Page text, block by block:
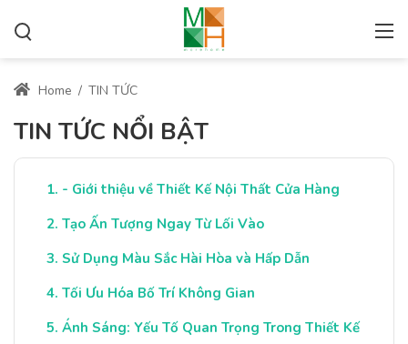
Home / TIN TỨC
TIN TỨC NỔI BẬT
- Giới thiệu về Thiết Kế Nội Thất Cửa Hàng
Tạo Ấn Tượng Ngay Từ Lối Vào
Sử Dụng Màu Sắc Hài Hòa và Hấp Dẫn
Tối Ưu Hóa Bố Trí Không Gian
Ánh Sáng: Yếu Tố Quan Trọng Trong Thiết Kế